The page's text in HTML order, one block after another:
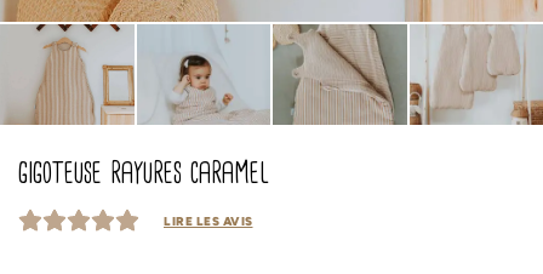
gigoteuse rayures caramel
LIRE LES AVIS